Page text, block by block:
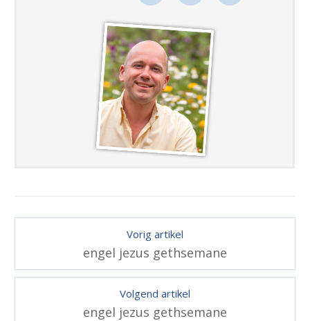
Vorig artikel
engel jezus gethsemane
Volgend artikel
engel jezus gethsemane